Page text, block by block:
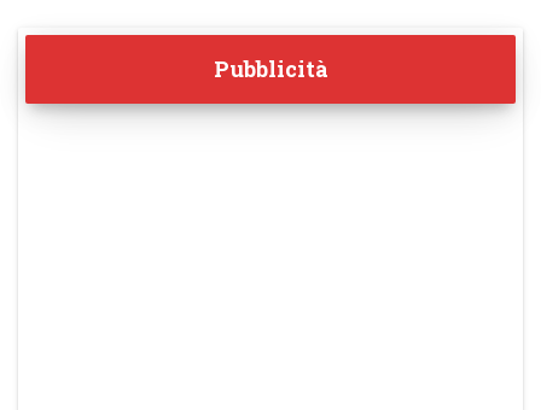
Pubblicità